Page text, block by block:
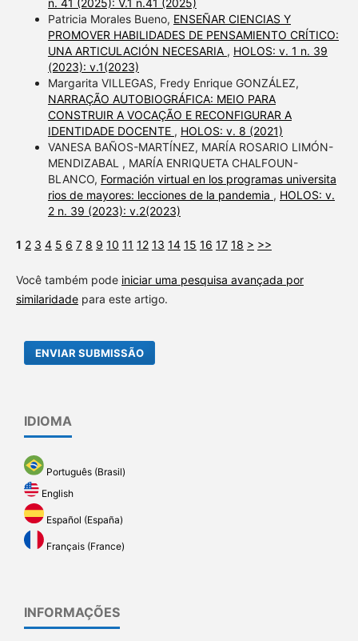
n. 41 (2025): V.1 n.41 (2025)
Patricia Morales Bueno, ENSEÑAR CIENCIAS Y
PROMOVER HABILIDADES DE PENSAMIENTO CRÍTICO:
UNA ARTICULACIÓN NECESARIA , HOLOS: v. 1 n. 39
(2023): v.1(2023)
Margarita VILLEGAS, Fredy Enrique GONZÁLEZ,
NARRAÇÃO AUTOBIOGRÁFICA: MEIO PARA
CONSTRUIR A VOCAÇÃO E RECONFIGURAR A
IDENTIDADE DOCENTE , HOLOS: v. 8 (2021)
VANESA BAÑOS-MARTÍNEZ, MARÍA ROSARIO LIMÓN-
MENDIZABAL , MARÍA ENRIQUETA CHALFOUN-
BLANCO, Formación virtual en los programas universita
rios de mayores: lecciones de la pandemia , HOLOS: v.
2 n. 39 (2023): v.2(2023)
1 2 3 4 5 6 7 8 9 10 11 12 13 14 15 16 17 18 > >>
Você também pode iniciar uma pesquisa avançada por
similaridadepara este artigo.
ENVIAR SUBMISSÃO
IDIOMA
Português (Brasil)
English
Español (España)
Français (France)
INFORMAÇÕES